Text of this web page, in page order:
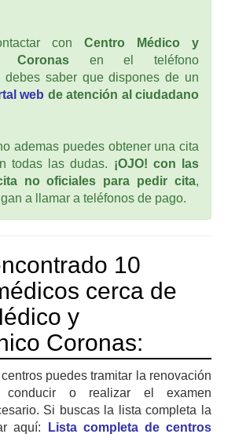
con Centro Médico y
Coronasen el teléfono
debes saber que dispones de un
web de atención al ciudadano
ademas puedes obtener una cita
todas las dudas. ¡OJO! con las
no oficiales para pedir cita,
a llamar a teléfonos de pago.
10
cerca de
y
Coronas:
puedes tramitar la renovación
o realizar el examen
Si buscas la lista completa la
aquí:
Lista completa de centros